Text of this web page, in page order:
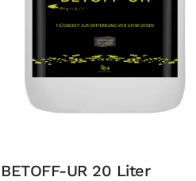
BETOFF-UR 20 Liter